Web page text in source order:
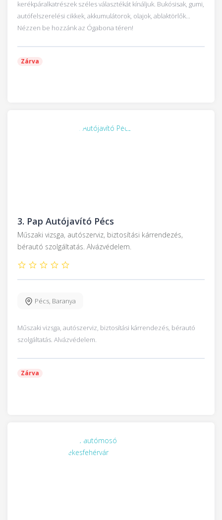
kerékpáralkatrészek széles választékát kínáljuk. Bukósisak, gumi,
autófelszerelési cikkek, akkumulátorok, olajok, ablaktörlők...
Nézzen be hozzánk az Ógabona téren!
Zárva
3. Pap Autójavító Pécs
Műszaki vizsga, autószerviz, biztosítási kárrendezés,
bérautó szolgáltatás. Alvázvédelem.
Pécs, Baranya
Műszaki vizsga, autószerviz, biztosítási kárrendezés, bérautó
szolgáltatás. Alvázvédelem.
Zárva